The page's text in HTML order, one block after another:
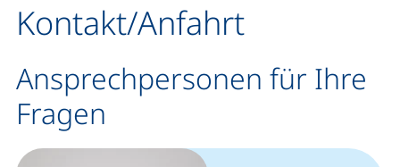
Kontakt/Anfahrt
Ansprechpersonen für Ihre
Fragen